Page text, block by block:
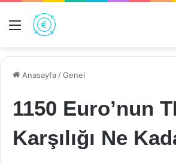
Menü
Anasayfa /Genel
1150 Euro’nun
Karşılığı Ne